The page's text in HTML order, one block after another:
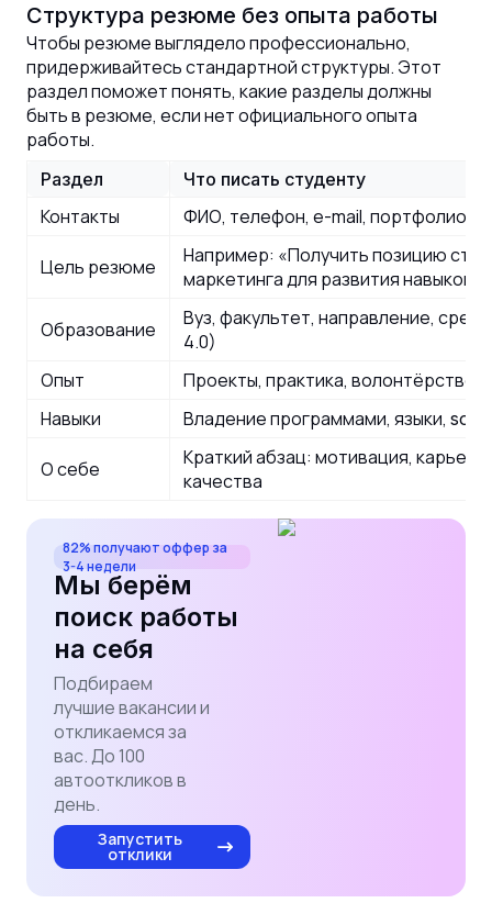
Структура резюме без опыта работы
Чтобы резюме выглядело профессионально,
придерживайтесь стандартной структуры. Этот
раздел поможет понять, какие разделы должны
быть в резюме, если нет официального опыта
работы.
Раздел Что писать студенту
Контакты ФИО, телефон, e-mail, портфолио
Цель резюме
Например: «Получить позицию
маркетинга для развития навыков
Образование
Вуз, факультет, направление,
4.0)
Опыт
Проекты, практика, волонтёрство,
Навыки
Владение программами, языки, soft
О себе
Краткий абзац: мотивация,
качества
82% получают оффер за
3-4 недели
Мы берём
поиск работы
на себя
Подбираем
лучшие вакансии и
откликаемся за
вас. До 100
автооткликов в
день.
Запустить
отклики